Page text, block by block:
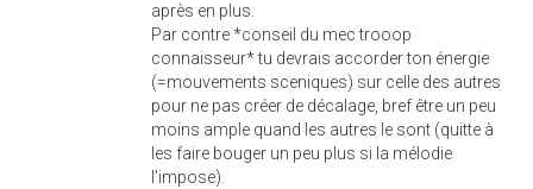
après en plus.
Par contre *conseil du mec trooop
connaisseur* tu devrais accorder ton énergie
(=mouvements sceniques) sur celle des autres
pour ne pas créer de décalage, bref être un peu
moins ample quand les autres le sont (quitte à
les faire bouger un peu plus si la mélodie
l'impose).